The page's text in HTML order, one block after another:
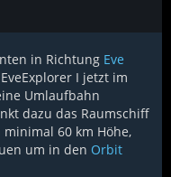
in Richtung Eve
I jetzt im
Umlaufbahn
dazu das Raumschiff
60 km Höhe,
um in den Orbit